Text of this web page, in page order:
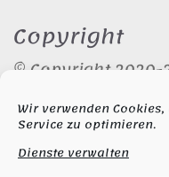
Wir verwenden
Service zu optimieren.
Dienste verwalten
Copyright
© Copyright 2020-
Social
Instagram